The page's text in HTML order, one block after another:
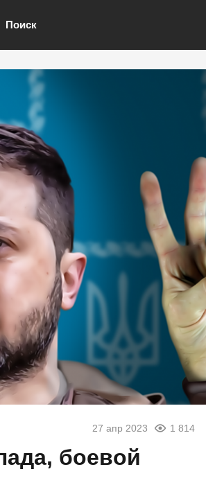
Поиск
27 апр 2023 1 814
боевой